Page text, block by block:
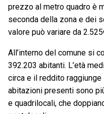
prezzo al metro quadro è
seconda della zona e dei
valore può variare da
All’interno del comune si
392.203 abitanti. L’età
circa e il reddito
abitazioni presenti sono
e quadrilocali, che